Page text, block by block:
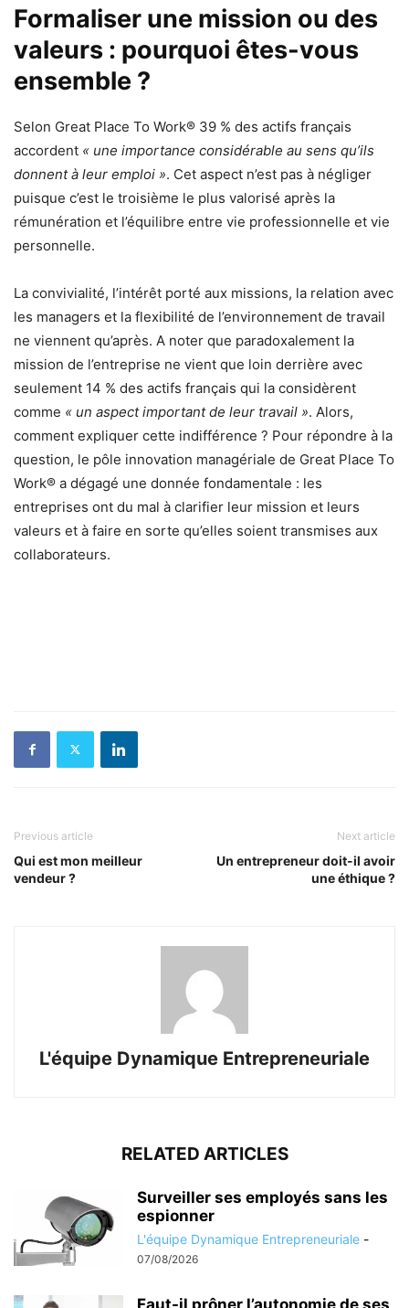
Formaliser une mission ou des
valeurs : pourquoi êtes-vous
ensemble ?
Selon Great Place To Work® 39 % des actifs français
accordent « une importance considérable au sens qu’ils
donnent à leur emploi ». Cet aspect n’est pas à négliger
puisque c’est le troisième le plus valorisé après la
rémunération et l’équilibre entre vie professionnelle et vie
personnelle.
La convivialité, l’intérêt porté aux missions, la relation avec
les managers et la flexibilité de l’environnement de travail
ne viennent qu’après. A noter que paradoxalement la
mission de l’entreprise ne vient que loin derrière avec
seulement 14 % des actifs français qui la considèrent
comme « un aspect important de leur travail ». Alors,
comment expliquer cette indifférence ? Pour répondre à la
question, le pôle innovation managériale de Great Place To
Work® a dégagé une donnée fondamentale : les
entreprises ont du mal à clarifier leur mission et leurs
valeurs et à faire en sorte qu’elles soient transmises aux
collaborateurs.
Previous article
Qui est mon meilleur
vendeur ?
Next article
Un entrepreneur doit-il avoir
une éthique ?
L'équipe Dynamique Entrepreneuriale
RELATED ARTICLES
Surveiller ses employés sans les
espionner
L'équipe Dynamique Entrepreneuriale -
07/08/2026
Faut-il prôner l’autonomie de ses